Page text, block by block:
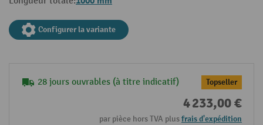
Configurer la variante
28 jours ouvrables (à titre indicatif) Topseller
4 233,00 €
par pièce hors TVA plusfrais d'expédition